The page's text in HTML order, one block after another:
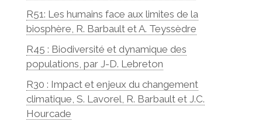
R51: Les humains face aux limites de la
biosphère, R. Barbault et A. Teyssèdre
R45 : Biodiversité et dynamique des
populations, par J-D. Lebreton
R30 : Impact et enjeux du changement
climatique, S. Lavorel, R. Barbault et J.C.
Hourcade